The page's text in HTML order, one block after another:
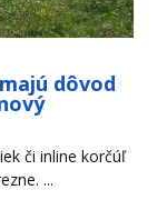
dôvod
či inline korčúľ
...